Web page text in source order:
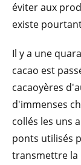
éviter aux
existe
Il y a une
cacao est
cacaoyères
d'immenses
collés les uns
ponts utilisés
transmettre la